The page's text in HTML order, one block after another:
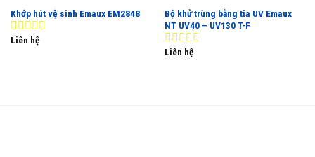
Khớp hút vệ sinh Emaux EM2848
0
Liên hệ
Bộ khử trùng bằng tia UV Emaux
NT UV40 – UV130 T-F
0
Liên hệ